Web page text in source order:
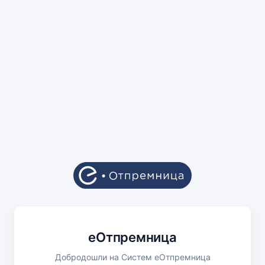
еОтпремница
Добродошли на Систем еОтпремница